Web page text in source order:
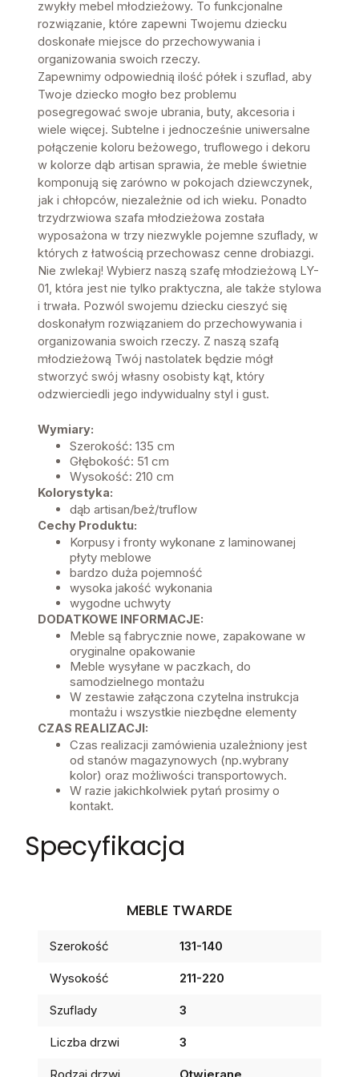
zwykły mebel młodzieżowy. To funkcjonalne
rozwiązanie, które zapewni Twojemu dziecku
doskonałe miejsce do przechowywania i
organizowania swoich rzeczy.
Zapewnimy odpowiednią ilość półek i szuflad, aby
Twoje dziecko mogło bez problemu
posegregować swoje ubrania, buty, akcesoria i
wiele więcej. Subtelne i jednocześnie uniwersalne
połączenie koloru beżowego, truflowego i dekoru
w kolorze dąb artisan sprawia, że meble świetnie
komponują się zarówno w pokojach dziewczynek,
jak i chłopców, niezależnie od ich wieku. Ponadto
trzydrzwiowa szafa młodzieżowa została
wyposażona w trzy niezwykle pojemne szuflady, w
których z łatwością przechowasz cenne drobiazgi.
Nie zwlekaj! Wybierz naszą szafę młodzieżową LY-
01, która jest nie tylko praktyczna, ale także stylowa
i trwała. Pozwól swojemu dziecku cieszyć się
doskonałym rozwiązaniem do przechowywania i
organizowania swoich rzeczy. Z naszą szafą
młodzieżową Twój nastolatek będzie mógł
stworzyć swój własny osobisty kąt, który
odzwierciedli jego indywidualny styl i gust.
Wymiary:
Szerokość: 135 cm
Głębokość: 51 cm
Wysokość: 210 cm
Kolorystyka:
dąb artisan/beż/truflow
Cechy Produktu:
Korpusy i fronty wykonane z laminowanej
płyty meblowe
bardzo duża pojemność
wysoka jakość wykonania
wygodne uchwyty
DODATKOWE INFORMACJE:
Meble są fabrycznie nowe, zapakowane w
oryginalne opakowanie
Meble wysyłane w paczkach, do
samodzielnego montażu
W zestawie załączona czytelna instrukcja
montażu i wszystkie niezbędne elementy
CZAS REALIZACJI:
Czas realizacji zamówienia uzależniony jest
od stanów magazynowych (np.wybrany
kolor) oraz możliwości transportowych.
W razie jakichkolwiek pytań prosimy o
kontakt.
Specyfikacja
MEBLE TWARDE
Szerokość 131-140
Wysokość 211-220
Szuflady 3
Liczba drzwi 3